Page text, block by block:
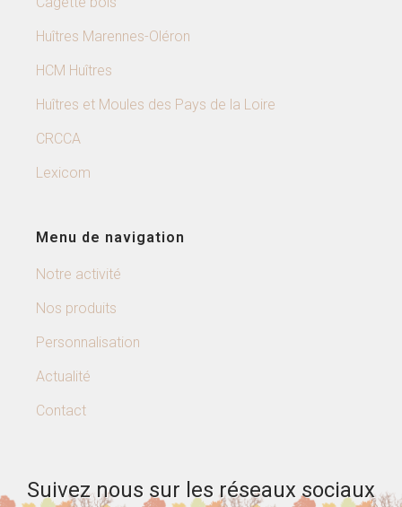
Huîtres Marennes-Oléron
HCM Huîtres
Huîtres et Moules des Pays de la Loire
CRCCA
Lexicom
Menu de navigation
Notre activité
Nos produits
Personnalisation
Actualité
Contact
Suivez nous sur les réseaux sociaux